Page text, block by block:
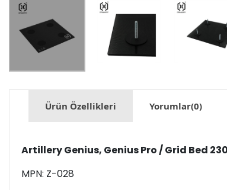
Ürün Özellikleri Yorumlar(0)
Artillery Genius, Genius Pro / Grid Bed
MPN: Z-028